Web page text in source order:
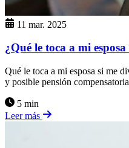
11 mar. 2025
¿Qué le toca a mi
Qué le toca a mi esposa si me
y posible pensión
5 min
Leer más